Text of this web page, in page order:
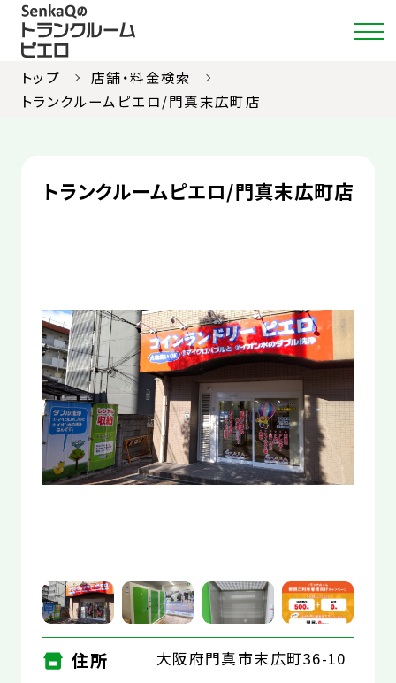
選ばれる理由
お部屋紹介
お知らせ
お役立コラム
よくあるご質問
トップ
店舗・料金検索
トランクルームピエロ/門真末広町店
トランクルームピエロ/門真末広町店
住所 大阪府門真市末広町36-10